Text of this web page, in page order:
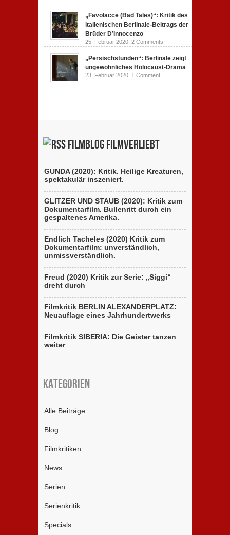
„Favolacce (Bad Tales)“: Kritik des
italienischen Berlinale-Beitrags der
Brüder D’Innocenzo
25. Februar 2020, 2 Comments
„Persischstunden“: Berlinale zeigt
ungewöhnliches Holocaust-Drama
23. Februar 2020, 1 Comment
Filmblog filmverliebt
GUNDA (2020): Kritik. Heilige Kreaturen,
spektakulär inszeniert.
GLITZER UND STAUB (2020): Kritik zum
Dokumentarfilm. Bullenritt durch ein
gespaltenes Amerika.
Endlich Tacheles (2020) Kritik zum
Dokumentarfilm: unverständlich,
unmissverständlich.
Freud (2020) Kritik zur Serie: „Siggi“
dreht durch
Filmkritik BERLIN ALEXANDERPLATZ:
Neuauflage eines Jahrhundertwerks
Filmkritik SIBERIA: Die Geister tanzen
weiter
Kategorien
Alle Beiträge
Blog
Filmkritiken
News
Serien
Serienkritik
Specials